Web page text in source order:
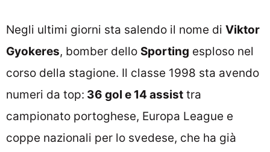
Negli ultimi giorni sta salendo il nome di Viktor
Gyokeres, bomber dello Sporting esploso nel
corso della stagione. Il classe 1998 sta avendo
numeri da top: 36 gol e 14 assist tra
campionato portoghese, Europa League e
coppe nazionali per lo svedese, che ha già